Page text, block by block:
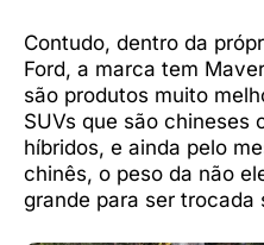
Contudo, dentro da
Ford, a marca tem
são produtos muito
SUVs que são chineses
híbridos, e ainda pelo
chinês, o peso da não
grande para ser trocada